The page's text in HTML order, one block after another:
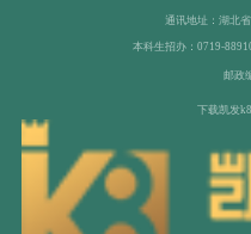
通讯地址：湖北
本科生招办：0719-
邮政
下载凯发